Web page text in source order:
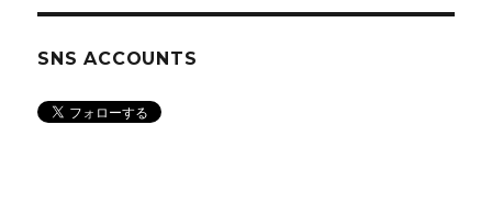
SNS ACCOUNTS